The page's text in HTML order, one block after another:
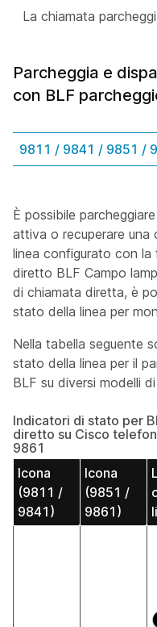
La chiamata
Parcheggia e
con BLF
9811 / 9841 / 9851 /
È possibile
attiva o recuperare una
linea configurato con la
diretto BLF Campo
di chiamata diretta, è
stato della linea per
Nella tabella seguente
stato della linea per il
BLF su diversi modelli
Indicatori di stato per
diretto su Cisco
9861
Icona
(9811 /
9841)
Icona
(9851 /
9861)